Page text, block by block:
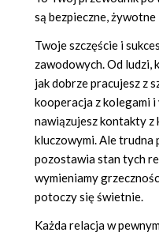
są bezpieczne,
Twoje szczęście i
zawodowych. Od ludzi,
jak dobrze pracujesz z
kooperacja z kolegami i
nawiązujesz kontakty
kluczowymi. Ale trudna
pozostawia stan tych
wymieniamy
potoczy się świetnie.
Każda relacja w